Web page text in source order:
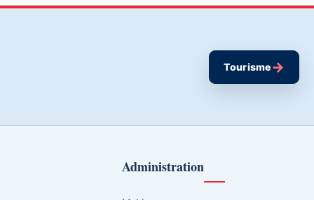
Tourisme→
Administration